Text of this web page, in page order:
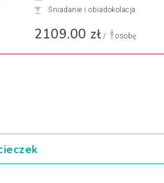
Śniadanie i obiadokolacja
2109.00 zł/ osobę